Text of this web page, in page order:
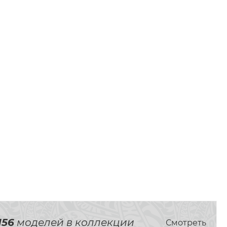
моделей в коллекции Смотреть